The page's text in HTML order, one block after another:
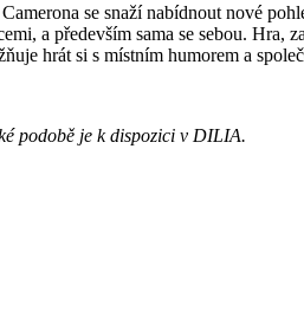
se snaží nabídnout nové
a především sama se sebou. Hra,
hrát si s místním humorem a
podobě je k dispozici v DILIA.